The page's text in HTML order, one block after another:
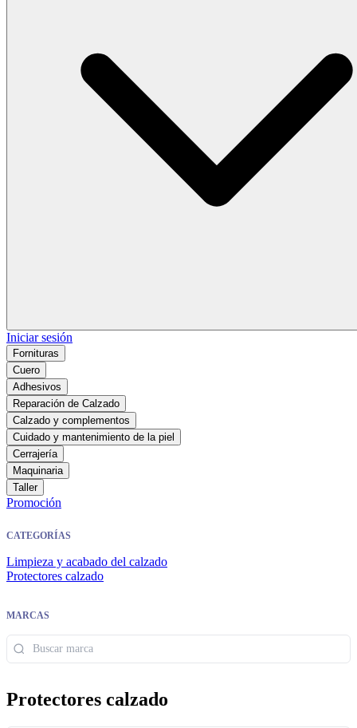
Iniciar sesión
Fornituras
Cuero
Adhesivos
Reparación de Calzado
Calzado y complementos
Cuidado y mantenimiento de la piel
Cerrajería
Maquinaria
Taller
Promoción
CATEGORÍAS
Limpieza y acabado del calzado
Protectores calzado
MARCAS
Protectores calzado